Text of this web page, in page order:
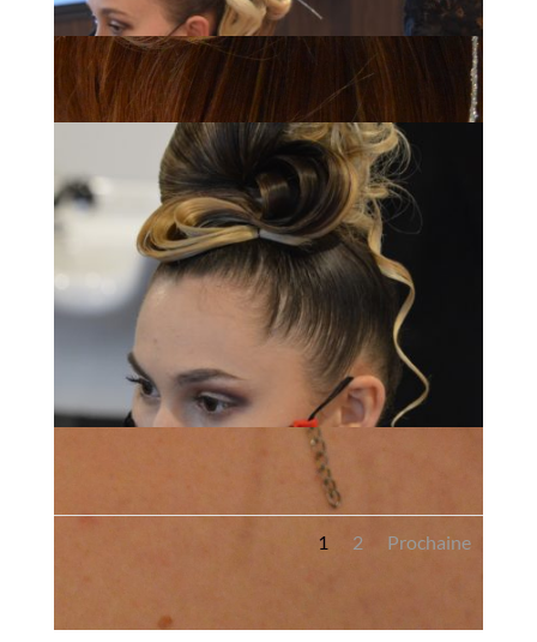
Espace Bel Air – Chignon MAF national 2020
Espace Bel Air – Chignon artistique MAF Coiffure national 2020
1 2 Prochaine